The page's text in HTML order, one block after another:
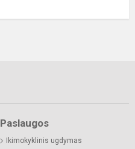
Paslaugos
Ikimokyklinis ugdymas